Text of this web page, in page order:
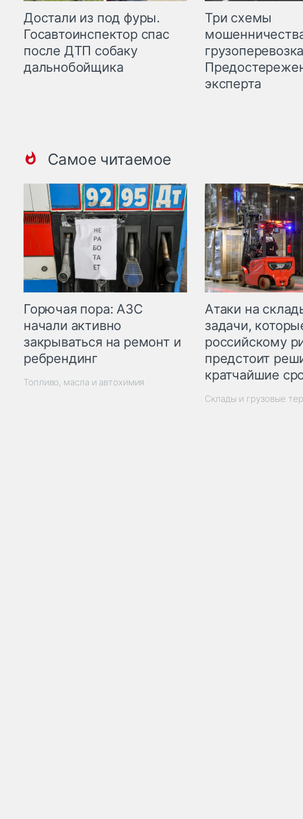
Достали из под фуры.
Госавтоинспектор спас
после ДТП собаку
дальнобойщика
Три схемы
эксперта
Самое читаемое
Горючая пора: АЗС
начали активно
закрываться на ремонт и
ребрендинг
Топливо, масла и автохимия
Атаки на
задачи,
российскому
предстоит
кратчайшие
Склады и грузовые